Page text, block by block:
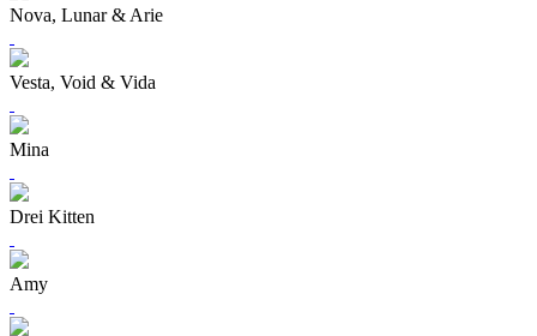
Nova, Lunar & Arie
Vesta, Void & Vida
Mina
Drei Kitten
Amy